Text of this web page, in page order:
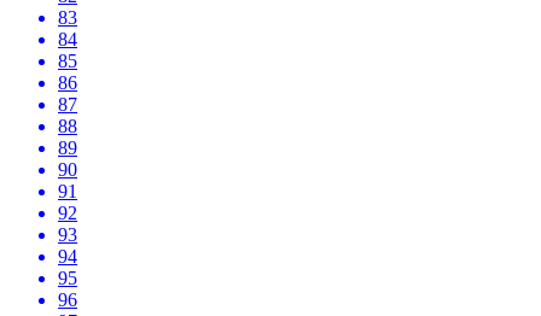
83
84
85
86
87
88
89
90
91
92
93
94
95
96